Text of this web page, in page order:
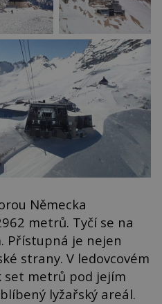
Německa
metrů. Tyčí se na
Přístupná je nejen
strany. V ledovcovém
set metrů pod jejím
lyžařský areál.